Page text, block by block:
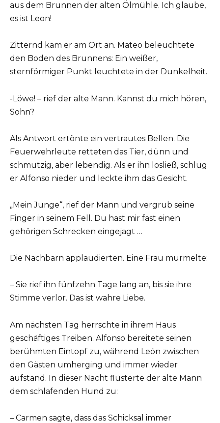
aus dem Brunnen der alten Ölmühle. Ich glaube,
es ist Leon!
Zitternd kam er am Ort an. Mateo beleuchtete
den Boden des Brunnens: Ein weißer,
sternförmiger Punkt leuchtete in der Dunkelheit.
-Löwe! – rief der alte Mann. Kannst du mich hören,
Sohn?
Als Antwort ertönte ein vertrautes Bellen. Die
Feuerwehrleute retteten das Tier, dünn und
schmutzig, aber lebendig. Als er ihn losließ, schlug
er Alfonso nieder und leckte ihm das Gesicht.
„Mein Junge“, rief der Mann und vergrub seine
Finger in seinem Fell. Du hast mir fast einen
gehörigen Schrecken eingejagt …
Die Nachbarn applaudierten. Eine Frau murmelte:
– Sie rief ihn fünfzehn Tage lang an, bis sie ihre
Stimme verlor. Das ist wahre Liebe.
Am nächsten Tag herrschte in ihrem Haus
geschäftiges Treiben. Alfonso bereitete seinen
berühmten Eintopf zu, während León zwischen
den Gästen umherging und immer wieder
aufstand. In dieser Nacht flüsterte der alte Mann
dem schlafenden Hund zu:
– Carmen sagte, dass das Schicksal immer